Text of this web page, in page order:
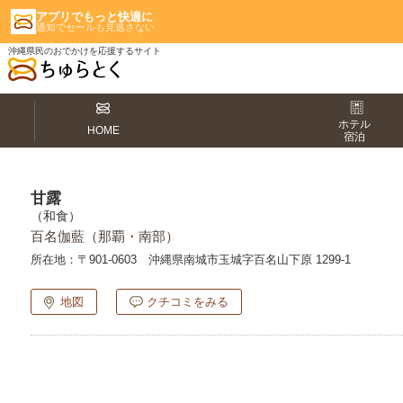
アプリでもっと快適に
通知でセールも見逃さない
沖縄県民のおでかけを応援するサイト
HOME
ホテル
宿泊
甘露
（和食）
百名伽藍（那覇・南部）
所在地： 〒901-0603 沖縄県南城市玉城字百名山下原 1299-1
地図 クチコミをみる